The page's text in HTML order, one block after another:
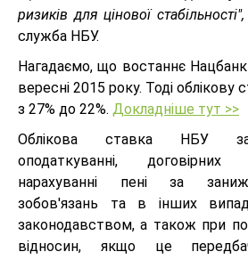
ризиків для цінової стабільності",
служба НБУ.
Нагадаємо, що востаннє
вересні 2015 року. Тоді облікову
з 27% до 22%. Докладніше тут >>
Облікова ставка НБУ
оподаткуванні,
нарахуванні пені за
зобов'язань та в інших
законодавством, а також при
відносин, якщо це